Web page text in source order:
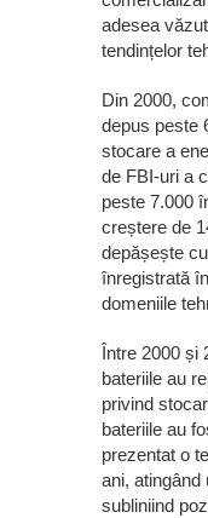
adesea
tendințelor
Din 2000,
depus peste
stocare a
de FBI-uri a
peste 7.000
creștere de
depășește
înregistrată
domeniile
Între 2000 și
bateriile au
privind
bateriile au
prezentat o
ani, atingând
subliniind